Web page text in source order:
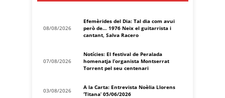
08/08/2026
Efemèrides del Dia: Tal dia com avui
però de… 1976 Neix el guitarrista i
cantant, Salva Racero
07/08/2026
Notícies: El festival de Peralada
homenatja l’organista Montserrat
Torrent pel seu centenari
03/08/2026
A la Carta: Entrevista Noèlia Llorens
‘Titana’ 05/06/2026